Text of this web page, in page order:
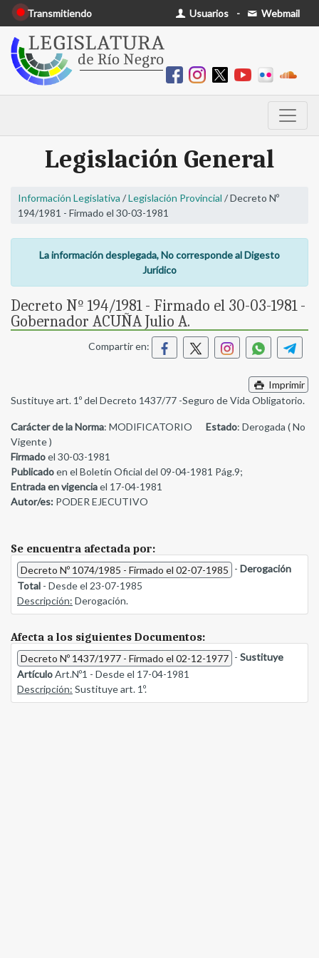
Transmitiendo Usuarios - Webmail
Legislación General
Información Legislativa /Legislación Provincial / Decreto Nº
194/1981 - Firmado el 30-03-1981
La información desplegada, No corresponde al Digesto
Jurídico
Decreto Nº 194/1981 - Firmado el 30-03-1981 -
Gobernador ACUÑA Julio A.
Compartir en:
Imprimir
Sustituye art. 1º del Decreto 1437/77 -Seguro de Vida Obligatorio.
Carácter de la Norma: MODIFICATORIO Estado: Derogada ( No
Vigente )
Firmadoel 30-03-1981
Publicadoen el Boletín Oficial del 09-04-1981 Pág.9;
Entrada en vigenciael 17-04-1981
Autor/es: PODER EJECUTIVO
Se encuentra afectada por:
Decreto Nº 1074/1985 - Firmado el 02-07-1985 - Derogación
Total - Desde el 23-07-1985
Descripción: Derogación.
Afecta a los siguientes Documentos:
Decreto Nº 1437/1977 - Firmado el 02-12-1977 - Sustituye
ArtículoArt.Nº1 - Desde el 17-04-1981
Descripción: Sustituye art. 1º.